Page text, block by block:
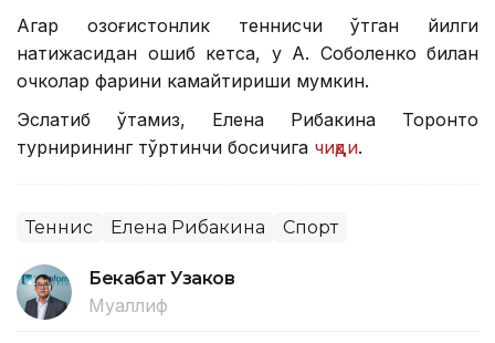
Агар қозоғистонлик теннисчи ўтган йилги
натижасидан ошиб кетса, у А. Соболенко билан
очколар фарқини камайтириши мумкин.
Эслатиб ўтамиз, Елена Рибакина Торонто
турнирининг тўртинчи босқичига чиқди.
Теннис Елена Рибакина Спорт
Бекабат Узаков
Муаллиф